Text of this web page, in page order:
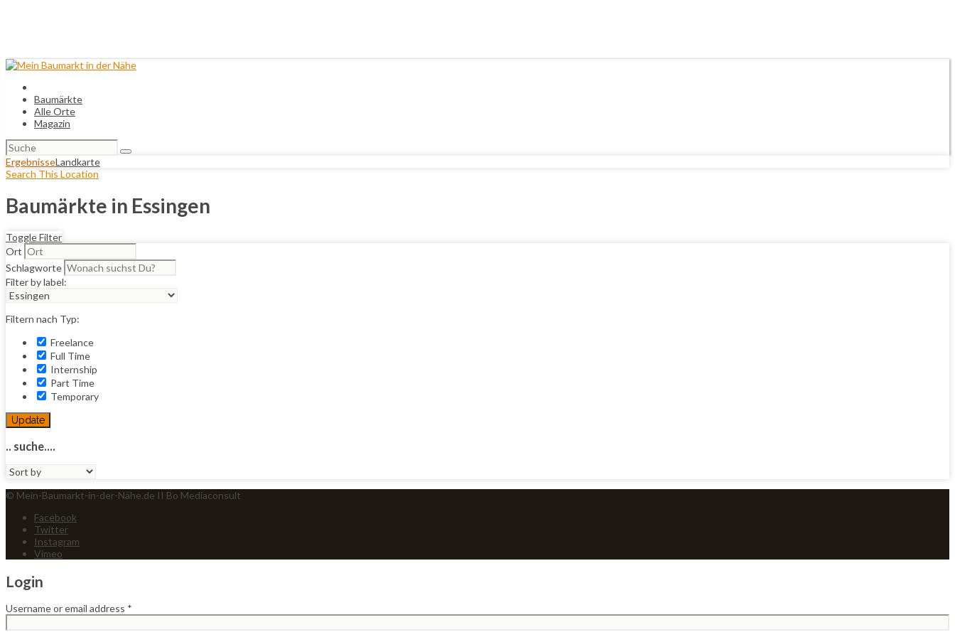
Baumärkte
Alle Orte
Magazin
Suchen
nach:
ErgebnisseLandkarte
Search This Location
Baumärkte in Essingen
Toggle Filter
Ort
Schlagworte
Filter by label:
Filtern nach Typ:
Freelance
Full Time
Internship
Part Time
Temporary
Update
.. suche....
Sort
© Mein-Baumarkt-in-der-Nähe.de II Bo Mediaconsult
Facebook
Twitter
Instagram
Vimeo
Login
Username or email address *